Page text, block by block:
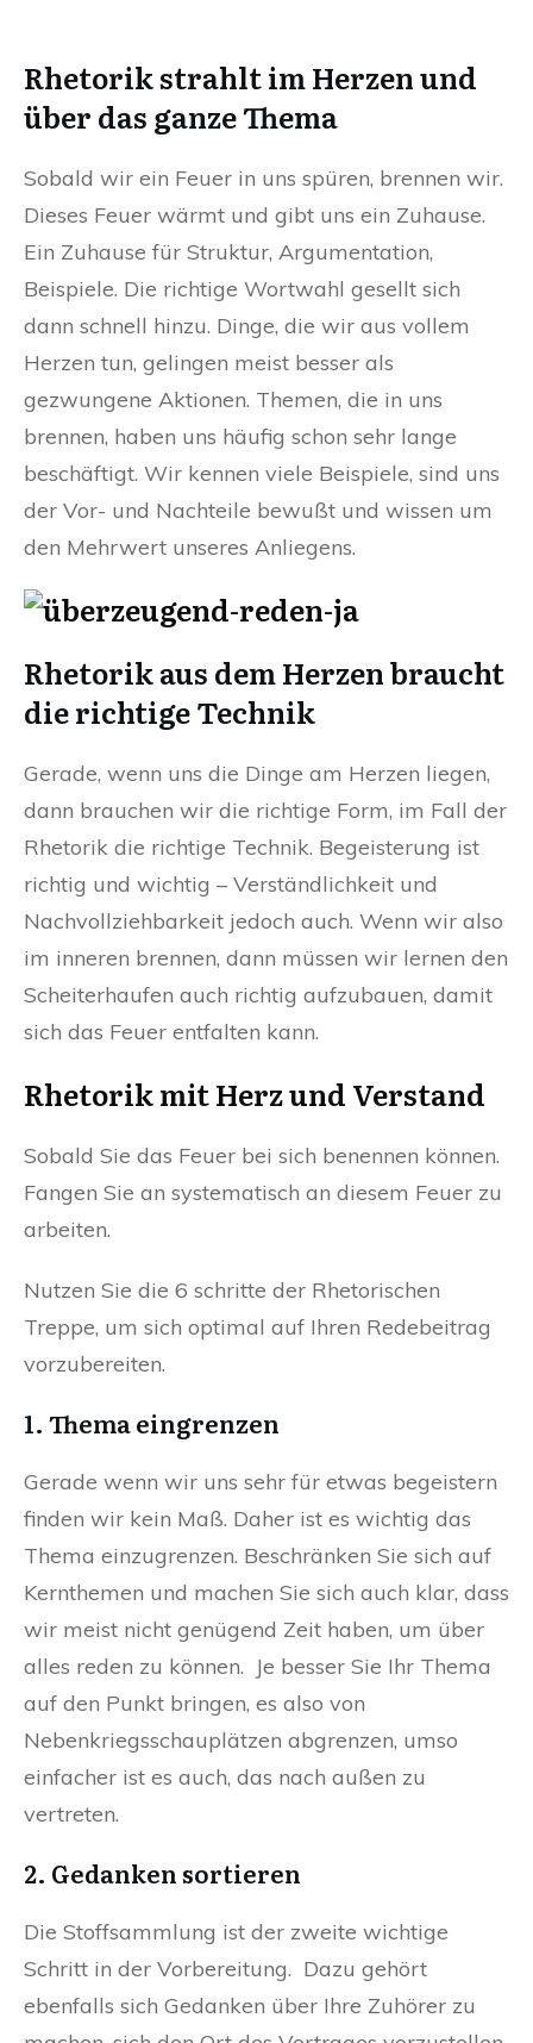
Rhetorik strahlt im Herzen und
über das ganze Thema
Sobald wir ein Feuer in uns spüren, brennen wir.
Dieses Feuer wärmt und gibt uns ein Zuhause.
Ein Zuhause für Struktur, Argumentation,
Beispiele. Die richtige Wortwahl gesellt sich
dann schnell hinzu. Dinge, die wir aus vollem
Herzen tun, gelingen meist besser als
gezwungene Aktionen. Themen, die in uns
brennen, haben uns häufig schon sehr lange
beschäftigt. Wir kennen viele Beispiele, sind uns
der Vor- und Nachteile bewußt und wissen um
den Mehrwert unseres Anliegens.
Rhetorik aus dem Herzen braucht
die richtige Technik
Gerade, wenn uns die Dinge am Herzen liegen,
dann brauchen wir die richtige Form, im Fall der
Rhetorik die richtige Technik. Begeisterung ist
richtig und wichtig – Verständlichkeit und
Nachvollziehbarkeit jedoch auch. Wenn wir also
im inneren brennen, dann müssen wir lernen den
Scheiterhaufen auch richtig aufzubauen, damit
sich das Feuer entfalten kann.
Rhetorik mit Herz und Verstand
Sobald Sie das Feuer bei sich benennen können.
Fangen Sie an systematisch an diesem Feuer zu
arbeiten.
Nutzen Sie die 6 schritte der Rhetorischen
Treppe, um sich optimal auf Ihren Redebeitrag
vorzubereiten.
1. Thema eingrenzen
Gerade wenn wir uns sehr für etwas begeistern
finden wir kein Maß. Daher ist es wichtig das
Thema einzugrenzen. Beschränken Sie sich auf
Kernthemen und machen Sie sich auch klar, dass
wir meist nicht genügend Zeit haben, um über
alles reden zu können. Je besser Sie Ihr Thema
auf den Punkt bringen, es also von
Nebenkriegsschauplätzen abgrenzen, umso
einfacher ist es auch, das nach außen zu
vertreten.
2. Gedanken sortieren
Die Stoffsammlung ist der zweite wichtige
Schritt in der Vorbereitung. Dazu gehört
ebenfalls sich Gedanken über Ihre Zuhörer zu